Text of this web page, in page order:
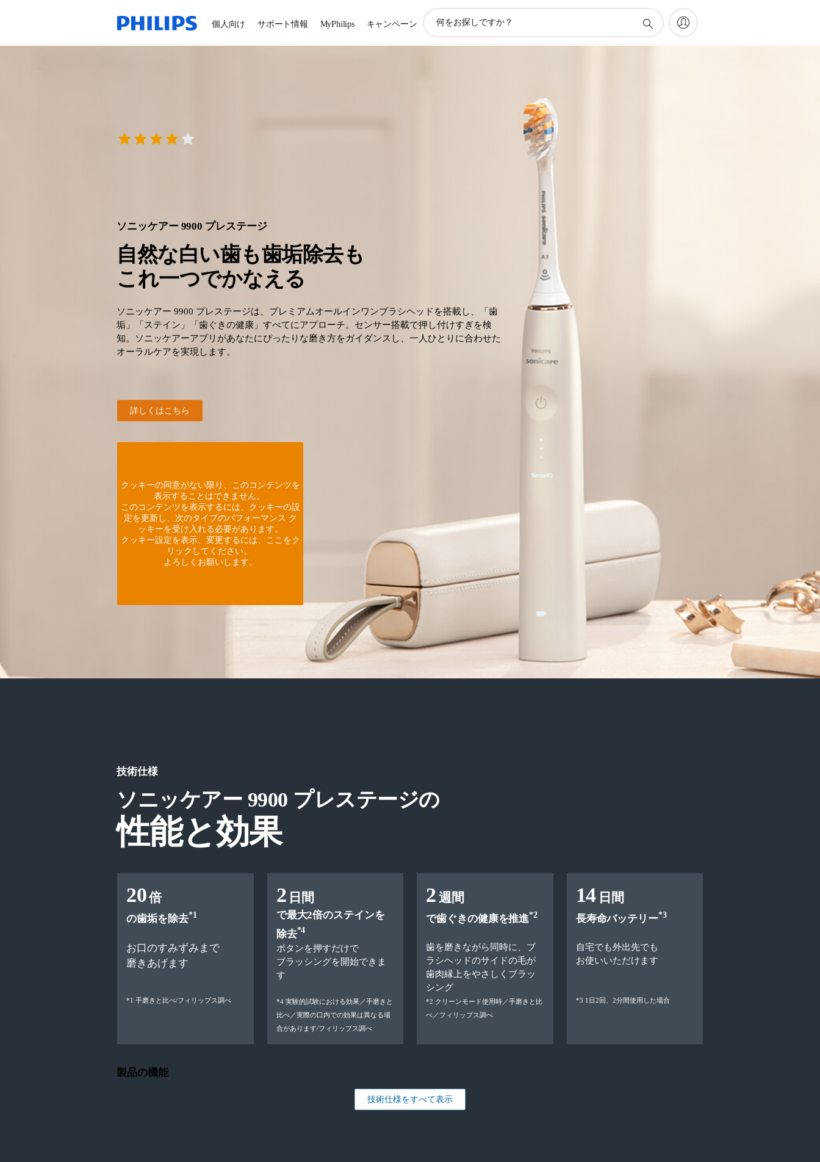
個人向け サポート情報 MyPhilips キャンペーン
ソニッケアー 9900 プレステージ
自然な白い歯も歯垢除去も
これ一つでかなえる
ソニッケアー 9900 プレステージは、プレミアムオールインワンブラシヘッドを搭載し、「歯
垢」「ステイン」「歯ぐきの健康」すべてにアプローチ。センサー搭載で押し付けすぎを検
知。ソニッケアーアプリがあなたにぴったりな磨き方をガイダンスし、一人ひとりに合わせた
オーラルケアを実現します。
詳しくはこちら
クッキーの同意がない限り、このコンテンツを
表示することはできません。
このコンテンツを表示するには、クッキーの設
定を更新し、次のタイプのパフォーマンス ク
ッキーを受け入れる必要があります。
クッキー設定を表示、変更するには、ここをク
リックしてください。
よろしくお願いします。
技術仕様
ソニッケアー 9900 プレステージの
性能と効果
20倍
の歯垢を除去*1
お口のすみずみまで
磨きあげます
*1 手磨きと比べ/フィリップス調べ
2 日間
で最大2倍のステインを
除去*4
ボタンを押すだけで
ブラッシングを開始できま
す
*4 実験的試験における効果／手磨きと
比べ／実際の口内での効果は異なる場
合があります/フィリップス調べ
2 週間
で歯ぐきの健康を推進*2
歯を磨きながら同時に、ブ
ラシヘッドのサイドの毛が
歯肉縁上をやさしくブラッ
シング
*2 クリーンモード使用時／手磨きと比
べ／フィリップス調べ
14 日間
長寿命バッテリー*3
自宅でも外出先でも
お使いいただけます
*3 1日2回、2分間使用した場合
製品の機能
技術仕様をすべて表示